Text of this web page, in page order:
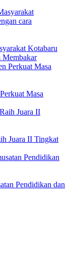
Kotabaru
Membakar
Masa
Juara II Tingkat
Pendidikan dan